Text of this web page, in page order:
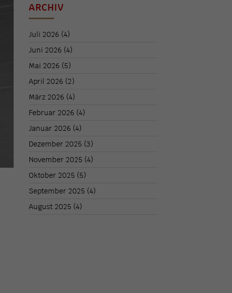
ARCHIV
Juli 2026 (4)
Juni 2026 (4)
Mai 2026 (5)
April 2026 (2)
März 2026 (4)
Februar 2026 (4)
Januar 2026 (4)
Dezember 2025 (3)
November 2025 (4)
Oktober 2025 (5)
September 2025 (4)
August 2025 (4)